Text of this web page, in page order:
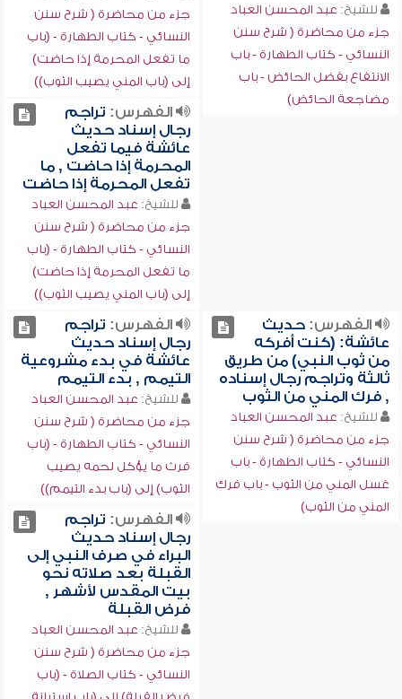
للشيخ: عبد المحسن العباد
جزء من محاضرة ( شرح سنن
النسائي - كتاب الطهارة - باب
الانتفاع بفضل الحائض - باب
مضاجعة الحائض)
جزء من محاضرة ( شرح سنن
النسائي - كتاب الطهارة - (باب
ما تفعل المحرمة إذا حاضت)
إلى (باب المني يصيب الثوب))
الفهرس: تراجم
رجال إسناد حديث
عائشة فيما تفعل
المحرمة إذا حاضت , ما
تفعل المحرمة إذا حاضت
للشيخ: عبد المحسن العباد
جزء من محاضرة ( شرح سنن
النسائي - كتاب الطهارة - (باب
ما تفعل المحرمة إذا حاضت)
إلى (باب المني يصيب الثوب))
الفهرس:حديث
عائشة: (كنت أفركه
من ثوب النبي) من طريق
ثالثة وتراجم رجال إسناده
, فرك المني من الثوب
للشيخ: عبد المحسن العباد
جزء من محاضرة ( شرح سنن
النسائي - كتاب الطهارة - باب
غسل المني من الثوب - باب فرك
المني من الثوب)
الفهرس: تراجم
رجال إسناد حديث
عائشة في بدء مشروعية
التيمم , بدء التيمم
للشيخ: عبد المحسن العباد
جزء من محاضرة ( شرح سنن
النسائي - كتاب الطهارة - (باب
فرث ما يؤكل لحمه يصيب
الثوب) إلى (باب بدء التيمم))
الفهرس: تراجم
رجال إسناد حديث
البراء في صرف النبي إلى
القبلة بعد صلاته نحو
بيت المقدس لأشهر ,
فرض القبلة
للشيخ: عبد المحسن العباد
جزء من محاضرة ( شرح سنن
النسائي - كتاب الصلاة - (باب